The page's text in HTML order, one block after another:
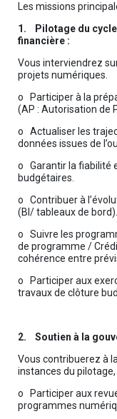
Les missions
1. Pilotage du
financière :
Vous interviendrez
projets numériques.
o Participer à la
(AP : Autorisation de
o Actualiser les
données issues de
o Garantir la fiabilité
budgétaires.
o Contribuer à
(BI/ tableaux de bord).
o Suivre les
de programme /
cohérence entre
o Participer aux
travaux de clôture
2. Soutien à la
Vous contribuerez à
instances du pilotage,
o Participer aux
programmes